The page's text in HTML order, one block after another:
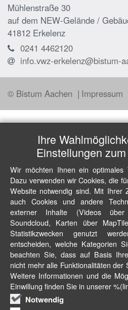
Mühlenstraße 30
auf dem NEW-Gelände /
41812 Erkelenz
0241 4462120
info.vwz-erkelenz@bistum-
© Bistum Aachen Impressum
Ihre
Einstellungen
Wir möchten Ihnen ein optimales
Dazu verwenden wir Cookies, die
Website notwendig sind. Mit Ihrer
auch Cookies und andere
externer Inhalte (Videos
Soundcloud, Karten über
Statistikzwecken genutzt
entscheiden, welche Kategorien
beachten Sie, dass auf Basis
nicht mehr alle Funktionalitäten der
Weitere Informationen und die
Einwillung finden Sie in unserer
Notwendig